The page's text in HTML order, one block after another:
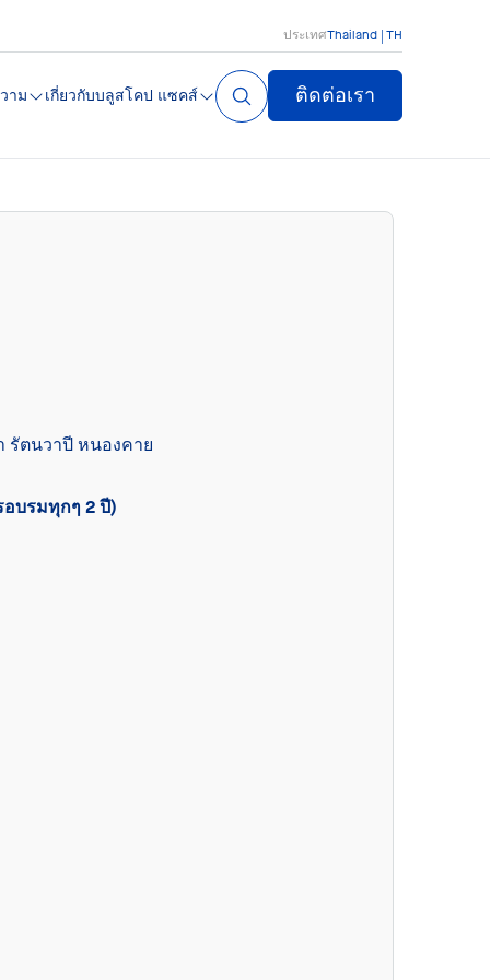
ประเทศThailand | TH
าม เกี่ยวกับบลูสโคป แซคส์ ติดต่อเรา
รัตนวาปี หนองคาย
บรมทุกๆ 2 ปี)